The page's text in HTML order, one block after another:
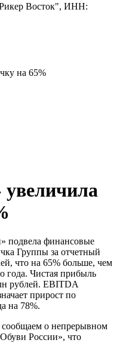
Восток", ИНН:
на 65%
увеличила
подвела финансовые
Группы за отчетный
что на 65% больше, чем
года. Чистая прибыль
рублей. EBITDA
прирост по
на 78%.
о непрерывном
России», что